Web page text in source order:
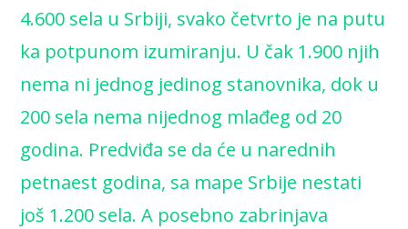
4.600 sela u Srbiji, svako četvrto je na putu
ka potpunom izumiranju. U čak 1.900 njih
nema ni jednog jedinog stanovnika, dok u
200 sela nema nijednog mlađeg od 20
godina. Predviđa se da će u narednih
petnaest godina, sa mape Srbije nestati
još 1.200 sela. A posebno zabrinjava